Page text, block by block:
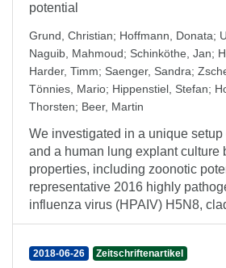
potential
Grund, Christian; Hoffmann, Donata;
Naguib, Mahmoud; Schinköthe, Jan;
Harder, Timm; Saenger, Sandra;
Tönnies, Mario; Hippenstiel, Stefan;
Thorsten; Beer, Martin
We investigated in a unique
and a human lung explant culture
properties, including zoonotic
representative 2016 highly
influenza virus (HPAIV) H5N8,
2018-06-26 Zeitschriftenartikel